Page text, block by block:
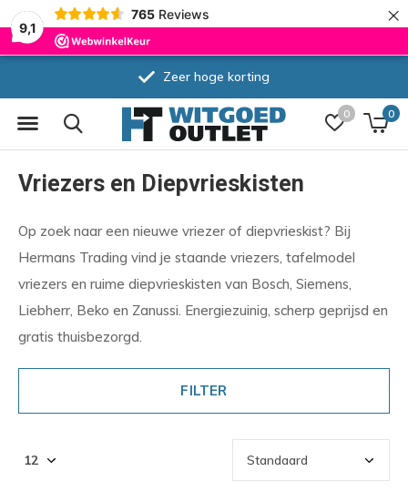
9,1
765 Reviews ×
0 0
Zeer hoge korting
Vriezers en Diepvrieskisten
Op zoek naar een nieuwe vriezer of diepvrieskist? Bij
Hermans Trading vind je staande vriezers, tafelmodel
vriezers en ruime diepvrieskisten van Bosch, Siemens,
Liebherr, Beko en Zanussi. Energiezuinig, scherp geprijsd en
gratis thuisbezorgd.
FILTER